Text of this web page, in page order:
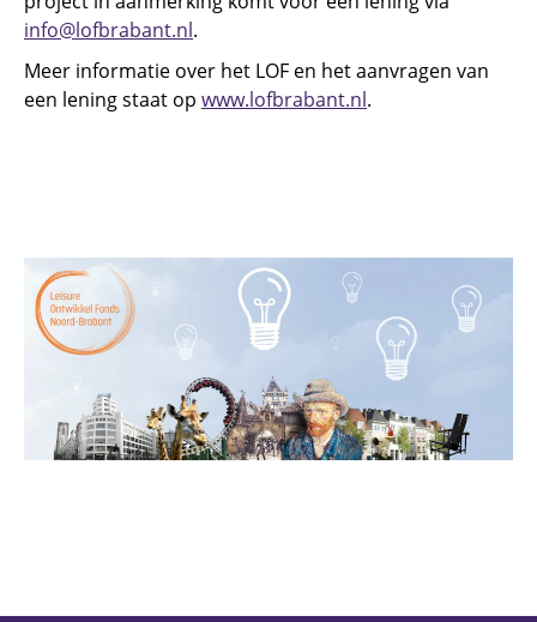
info@lofbrabant.nl.
Meer informatie over het LOF en het aanvragen van
een lening staat op www.lofbrabant.nl.